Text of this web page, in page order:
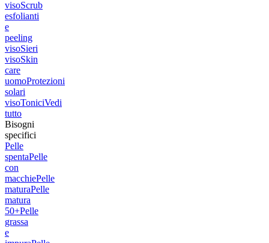
visoScrub
esfolianti
e
peeling
visoSieri
visoSkin
care
uomoProtezioni
solari
visoToniciVedi
tutto
Bisogni
specifici
Pelle
spentaPelle
con
macchiePelle
maturaPelle
matura
50+Pelle
grassa
e